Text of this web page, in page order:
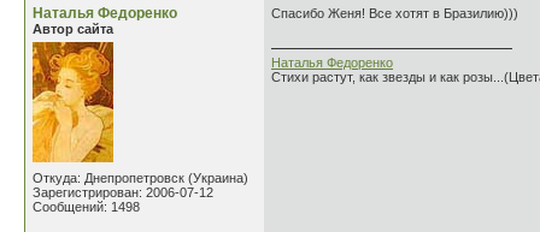
Наталья Федоренко
Автор сайта
Откуда: Днепропетровск (Украина)
Зарегистрирован: 2006-07-12
Сообщений: 1498
Спасибо Женя! Все хотят в Бразилию)))
Наталья Федоренко
Стихи растут, как звезды и как